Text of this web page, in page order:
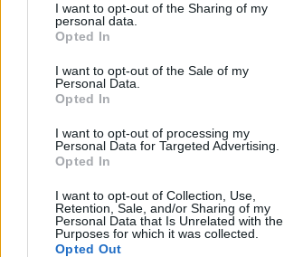
I want to opt-out of the Sharing of my
personal data.
Opted In
I want to opt-out of the Sale of my
Personal Data.
Opted In
I want to opt-out of processing my
Personal Data for Targeted Advertising.
Opted In
I want to opt-out of Collection, Use,
Retention, Sale, and/or Sharing of my
Personal Data that Is Unrelated with the
Purposes for which it was collected.
Opted Out